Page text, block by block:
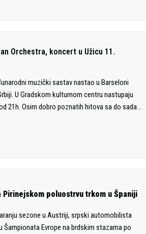
Orchestra, koncert u Užicu 11.
muzički sastav nastao u Barseloni
U Gradskom kulturnom centru nastupaju
21h. Osim dobro poznatih hitova sa do sada…
Pirinejskom poluostrvu trkom u Španiji
sezone u Austriji, srpski automobilista
Evrope na brdskim stazama po